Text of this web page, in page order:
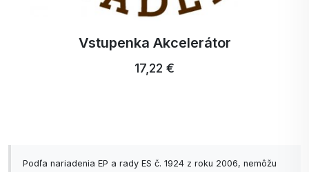
Vstupenka Akcelerátor
17,22 €
Podľa nariadenia EP a rady ES č. 1924 z roku 2006, nemôžu